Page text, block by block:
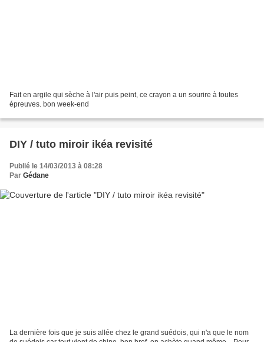
Fait en argile qui sèche à l'air puis peint, ce crayon a un sourire à toutes
épreuves. bon week-end
DIY / tuto miroir ikéa revisité
Publié le 14/03/2013 à 08:28
Par Gédane
La dernière fois que je suis allée chez le grand suédois, qui n'a que le nom